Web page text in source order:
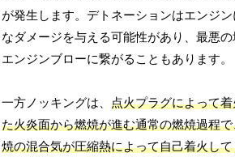
が発生します。デトネーションはエンジン
なダメージを与える可能性があり、最悪の
エンジンブローに繋がることもあります。
一方ノッキングは、点火プラグによって
た火炎面から燃焼が進む通常の燃焼過程
焼の混合気が圧縮熱によって自己着火し